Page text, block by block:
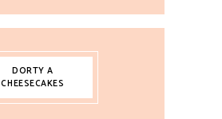
DORTY A
CHEESECAKES